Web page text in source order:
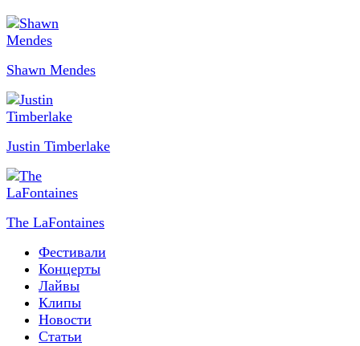
Shawn Mendes
Justin Timberlake
The LaFontaines
Фестивали
Концерты
Лайвы
Клипы
Новости
Статьи